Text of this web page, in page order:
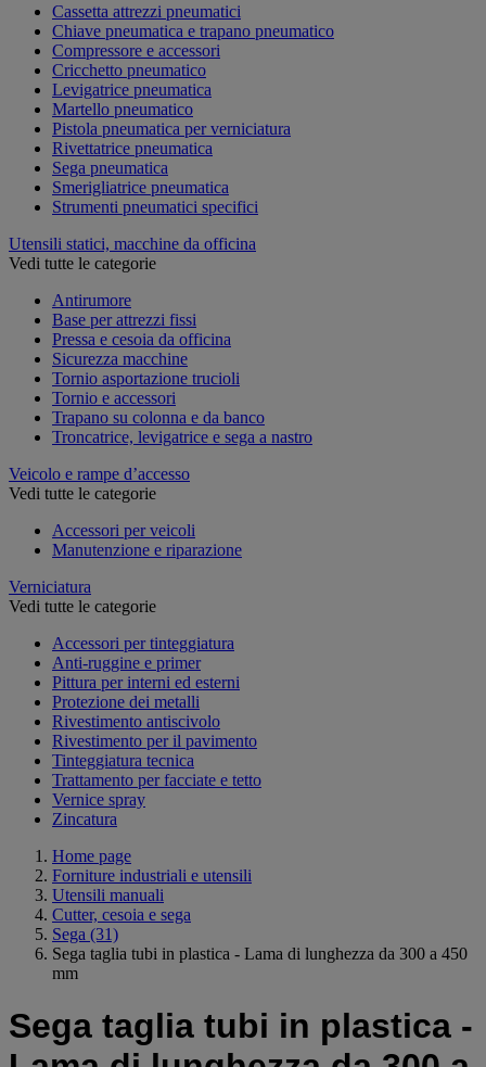
Cassetta attrezzi pneumatici
Chiave pneumatica e trapano pneumatico
Compressore e accessori
Cricchetto pneumatico
Levigatrice pneumatica
Martello pneumatico
Pistola pneumatica per verniciatura
Rivettatrice pneumatica
Sega pneumatica
Smerigliatrice pneumatica
Strumenti pneumatici specifici
Utensili statici, macchine da officina
Vedi tutte le categorie
Antirumore
Base per attrezzi fissi
Pressa e cesoia da officina
Sicurezza macchine
Tornio asportazione trucioli
Tornio e accessori
Trapano su colonna e da banco
Troncatrice, levigatrice e sega a nastro
Veicolo e rampe d’accesso
Vedi tutte le categorie
Accessori per veicoli
Manutenzione e riparazione
Verniciatura
Vedi tutte le categorie
Accessori per tinteggiatura
Anti-ruggine e primer
Pittura per interni ed esterni
Protezione dei metalli
Rivestimento antiscivolo
Rivestimento per il pavimento
Tinteggiatura tecnica
Trattamento per facciate e tetto
Vernice spray
Zincatura
Home page
Forniture industriali e utensili
Utensili manuali
Cutter, cesoia e sega
Sega (31)
Sega taglia tubi in plastica - Lama di lunghezza da 300 a 450
mm
Sega taglia tubi in plastica -